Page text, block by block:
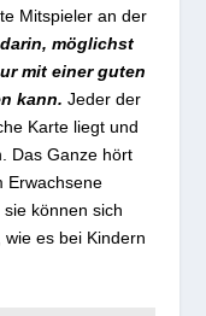
Mitspieler an der
möglichst
mit einer guten
kann. Jeder der
Karte liegt und
Das Ganze hört
Erwachsene
können sich
es bei Kindern